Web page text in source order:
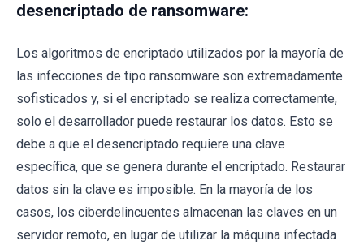
desencriptado de ransomware:
Los algoritmos de encriptado utilizados por la mayoría de
las infecciones de tipo ransomware son extremadamente
sofisticados y, si el encriptado se realiza correctamente,
solo el desarrollador puede restaurar los datos. Esto se
debe a que el desencriptado requiere una clave
específica, que se genera durante el encriptado. Restaurar
datos sin la clave es imposible. En la mayoría de los
casos, los ciberdelincuentes almacenan las claves en un
servidor remoto, en lugar de utilizar la máquina infectada